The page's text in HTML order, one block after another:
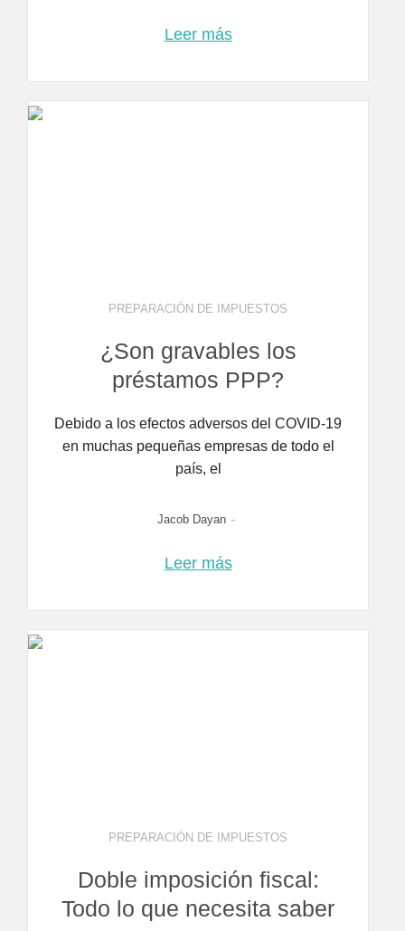
Leer más
PREPARACIÓN DE IMPUESTOS
¿Son gravables los
préstamos PPP?
Debido a los efectos adversos del COVID-19
en muchas pequeñas empresas de todo el
país, el
Jacob Dayan -
Leer más
PREPARACIÓN DE IMPUESTOS
Doble imposición fiscal:
Todo lo que necesita saber